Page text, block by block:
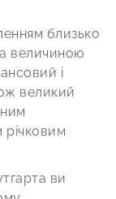
близько
величиною
і
великий
ви